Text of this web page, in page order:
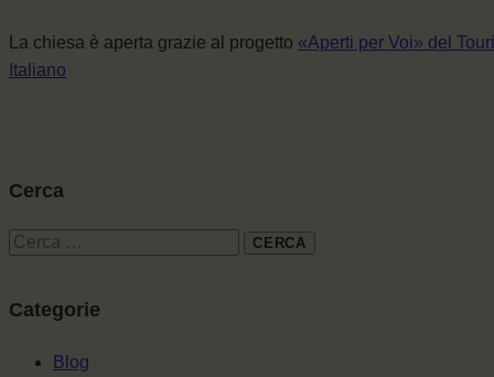
La chiesa è aperta grazie al progetto «Aperti per Voi» del
Italiano
Cerca
Categorie
Blog